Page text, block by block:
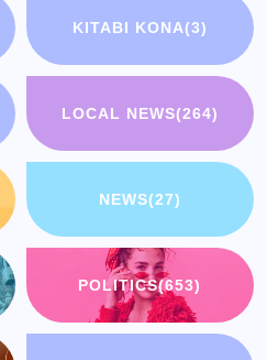
KITABI KONA(3)
LOCAL NEWS(264)
NEWS(27)
POLITICS(653)